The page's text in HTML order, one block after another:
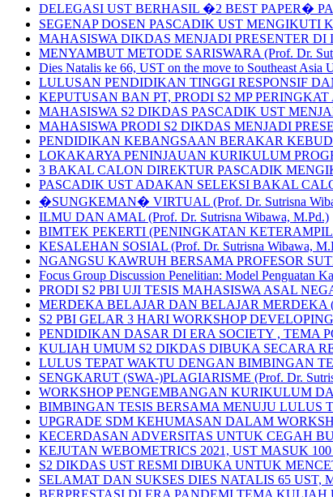
DELEGASI UST BERHASIL �2 BEST PAPER�
SEGENAP DOSEN PASCADIK UST
MAHASISWA DIKDAS MENJADI PRESENTER
MENYAMBUT METODE SARISWARA (Prof. Dr.
Dies Natalis ke 66, UST on the move to Southeast Asia
LULUSAN PENDIDIKAN TINGGI RESPONSIF
KEPUTUSAN BAN PT, PRODI S2 MP
MAHASISWA S2 DIKDAS PASCADIK UST
MAHASISWA PRODI S2 DIKDAS MENJADI
PENDIDIKAN KEBANGSAAN BERAKAR
LOKAKARYA PENINJAUAN KURIKULUM
3 BAKAL CALON DIREKTUR PASCADIK
PASCADIK UST ADAKAN SELEKSI BAKAL
�SUNGKEMAN� VIRTUAL (Prof. Dr. Sutrisna
ILMU DAN AMAL (Prof. Dr. Sutrisna Wibawa, M.Pd.)
BIMTEK PEKERTI (PENINGKATAN
KESALEHAN SOSIAL (Prof. Dr. Sutrisna Wibawa,
NGANGSU KAWRUH BERSAMA PROFESOR
Focus Group Discussion Penelitian: Model Penguatan
PRODI S2 PBI UJI TESIS MAHASISWA ASAL
MERDEKA BELAJAR DAN BELAJAR MERDEKA
S2 PBI GELAR 3 HARI WORKSHOP
PENDIDIKAN DASAR DI ERA SOCIETY , TEMA
KULIAH UMUM S2 DIKDAS DIBUKA SECARA
LULUS TEPAT WAKTU DENGAN BIMBINGAN
SENGKARUT (SWA-)PLAGIARISME (Prof. Dr.
WORKSHOP PENGEMBANGAN KURIKULUM
BIMBINGAN TESIS BERSAMA MENUJU LULUS
UPGRADE SDM KEHUMASAN DALAM
KECERDASAN ADVERSITAS UNTUK CEGAH
KEJUTAN WEBOMETRICS 2021, UST MASUK
S2 DIKDAS UST RESMI DIBUKA UNTUK
SELAMAT DAN SUKSES DIES NATALIS 65
BERPRESTASI DI ERA PANDEMI TEMA